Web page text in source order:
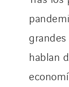
hablan